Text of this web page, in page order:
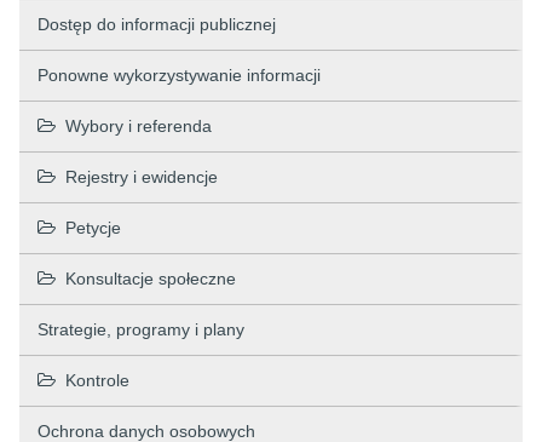
Dostęp do informacji publicznej
Ponowne wykorzystywanie informacji
Wybory i referenda
Rejestry i ewidencje
Petycje
Konsultacje społeczne
Strategie, programy i plany
Kontrole
Ochrona danych osobowych